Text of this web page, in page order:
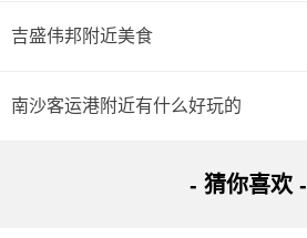
吉盛伟邦附近美食
南沙客运港附近有什么好玩的
- 猜你喜欢 -